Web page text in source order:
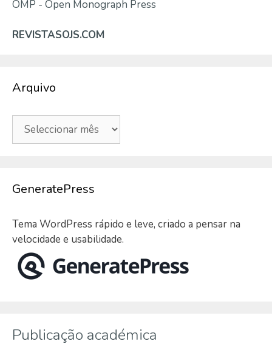
OMP - Open Monograph Press
REVISTASOJS.COM
Arquivo
Arquivo
GeneratePress
Tema WordPress rápido e leve, criado a pensar na
velocidade e usabilidade.
Publicação académica